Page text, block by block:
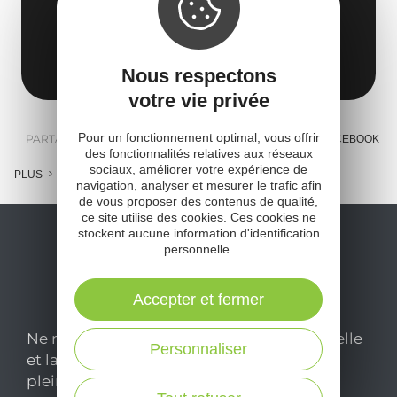
12150 Sévérac d'Aveyron
PARTAGER : E-MAIL MESSENGER FACEBOOK
PLUS
Ne manquez pas notre newsletter mensuelle
et laissez-vous inspirer pour profiter
pleinement de votre séjour en Aveyron.
Nous respectons
votre vie privée
Pour un fonctionnement optimal, vous offrir
des fonctionnalités relatives aux réseaux
sociaux, améliorer votre expérience de
navigation, analyser et mesurer le trafic afin
de vous proposer des contenus de qualité,
ce site utilise des cookies. Ces cookies ne
stockent aucune information d'identification
personnelle.
Personnaliser
Accepter et fermer